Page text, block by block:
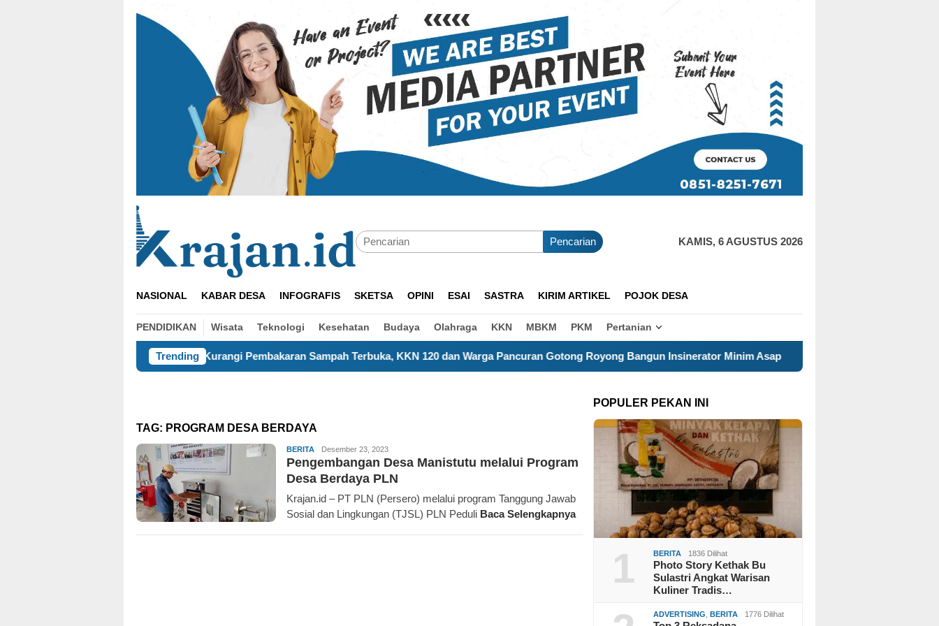
Pencarian KAMIS, 6 AGUSTUS 2026
NASIONAL KABAR DESA INFOGRAFIS SKETSA OPINI ESAI SASTRA KIRIM ARTIKEL POJOK DESA
PENDIDIKAN Wisata Teknologi Kesehatan Budaya Olahraga KKN MBKM PKM Pertanian
Trending
Kurangi Pembakaran Sampah Terbuka, KKN 120 dan Warga Pancuran Gotong Royong Bangun Insinerator Minim Asap Mahasiswa KKN 29 UINSA Perbarui
TAG: PROGRAM DESA BERDAYA
BERITA Redaksi
Desember 23, 2023
Pengembangan Desa Manistutu melalui Program
Desa Berdaya PLN
Krajan.id – PT PLN (Persero) melalui program Tanggung Jawab
Sosial dan Lingkungan (TJSL) PLN Peduli Baca Selengkapnya
POPULER PEKAN INI
1 BERITA 1836 Dilihat
Photo Story Kethak Bu
Sulastri Angkat Warisan
Kuliner Tradis…
ADVERTISING ,BERITA 1776 Dilihat